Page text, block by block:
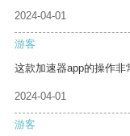
2024-04-01
游客
这款加速器app的操作非
2024-04-01
游客